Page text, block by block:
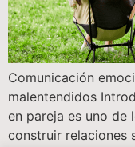
Comunicación
malentendidos
en pareja es uno de
construir relaciones